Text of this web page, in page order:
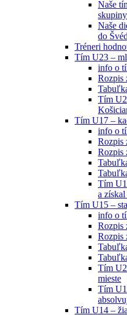
Naše
Naše
do
Tréneri
Tím U23 –
info o
Rozpis
Tím
Tím U17 –
info o
Rozpis
Rozpis
Tím
a
Tím U15 –
info o
Rozpis
Rozpis
Tím
mieste
Tím
Tím U14 –